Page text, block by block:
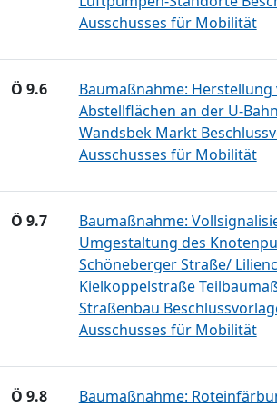
Ausschusses für Mobilität
Ö 9.6
Baumaßnahme: Herstellung
Abstellflächen an der U-
Wandsbek Markt
Ausschusses für Mobilität
Ö 9.7
Baumaßnahme:
Umgestaltung des
Schöneberger Straße/
Kielkoppelstraße
Straßenbau
Ausschusses für Mobilität
Ö 9.8
Baumaßnahme: